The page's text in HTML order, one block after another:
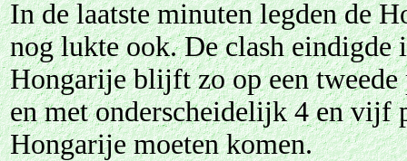
In de laatste minuten legden de
nog lukte ook. De clash
Hongarije blijft zo op een tweede
en met onderscheidelijk 4 en vijf
Hongarije moeten komen.